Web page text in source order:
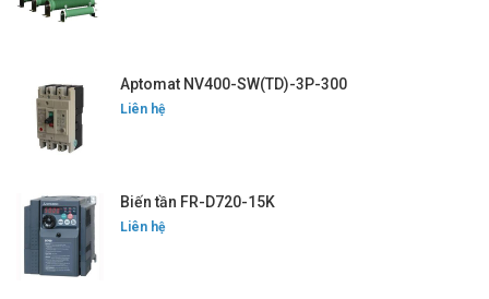
Aptomat NV400-SW(TD)-3P-300
Liên hệ
Biến tần FR-D720-15K
Liên hệ